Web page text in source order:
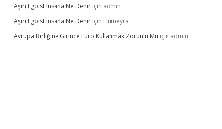
Aşırı Egoist Insana Ne Denir için admin
Aşırı Egoist Insana Ne Denir için Hümeyra
Avrupa Birliğine Girince Euro Kullanmak Zorunlu Mu için admin